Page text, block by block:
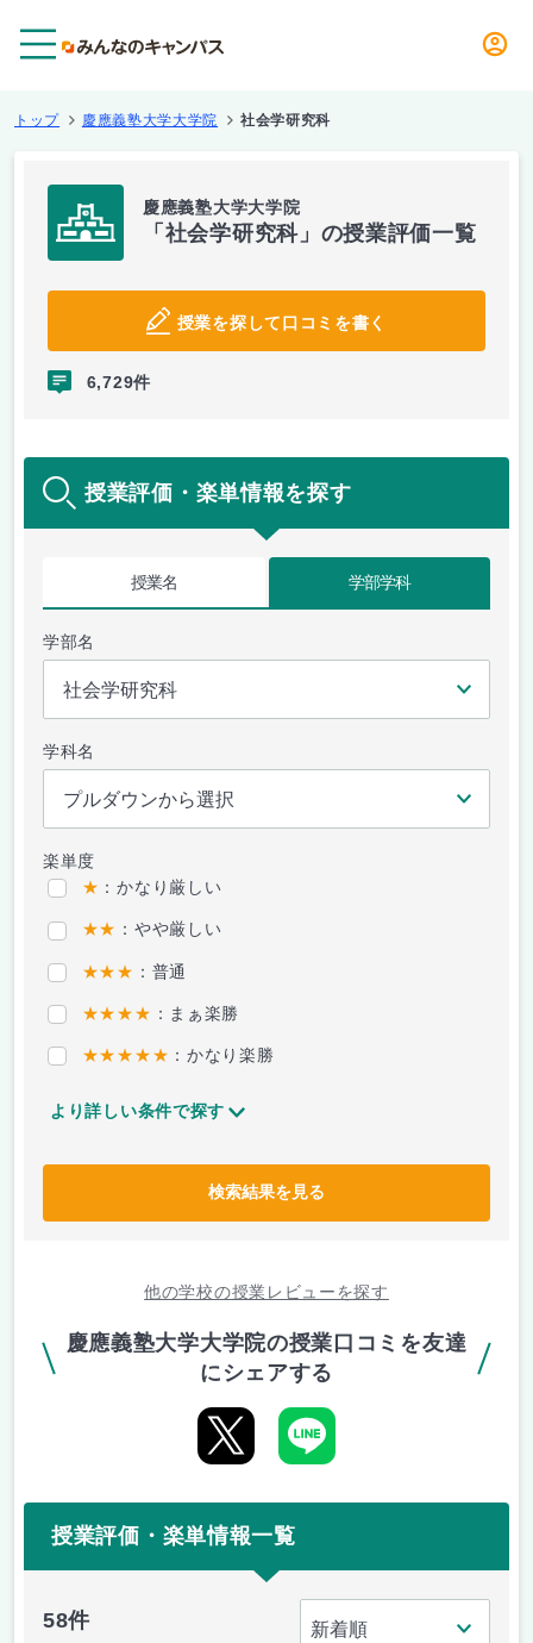
トップ 慶應義塾大学大学院 社会学研究科
慶應義塾大学大学院
「社会学研究科」の授業評価一覧
授業を探して口コミを書く
6,729件
授業評価・楽単情報を探す
授業名 学部学科
学部名
学科名
楽単度
★ ：かなり厳しい
★★ ：やや厳しい
★★★ ：普通
★★★★ ：まぁ楽勝
★★★★★ ：かなり楽勝
より詳しい条件で探す
検索結果を見る
他の学校の授業レビューを探す
慶應義塾大学大学院の授業口コミを友達
にシェアする
授業評価・楽単情報一覧
58件